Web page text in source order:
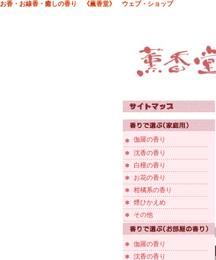
お香・お線香・癒しの香り 《薫香堂》 ウェブ・ショップ
伽羅の香り
沈香の香り
白檀の香り
お花の香り
柑橘系の香り
煙ひかえめ
その他
伽羅の香り
沈香の香り